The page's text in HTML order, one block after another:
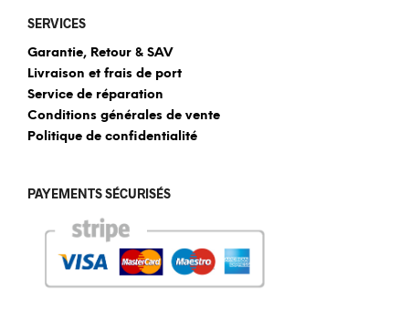
SERVICES
Garantie, Retour & SAV
Livraison et frais de port
Service de réparation
Conditions générales de vente
Politique de confidentialité
PAYEMENTS SÉCURISÉS